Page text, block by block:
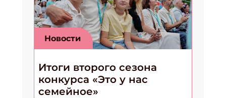
Новости
Итоги второго сезона
конкурса «Это у нас
семейное»